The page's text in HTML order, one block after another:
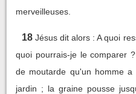
merveilleuses.
18 Jésus dit alors : A quoi
quoi pourrais-je le comparer ?
de moutarde qu'un homme
jardin ; la graine pousse